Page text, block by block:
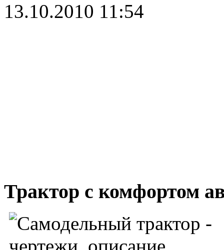
13.10.2010 11:54
Трактор с комфортом